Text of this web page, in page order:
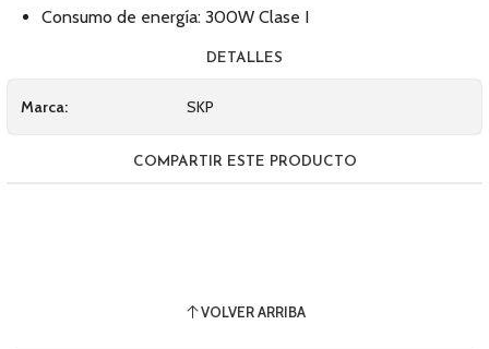
Consumo de energía: 300W Clase I
DETALLES
Marca: SKP
COMPARTIR ESTE PRODUCTO
VOLVER ARRIBA